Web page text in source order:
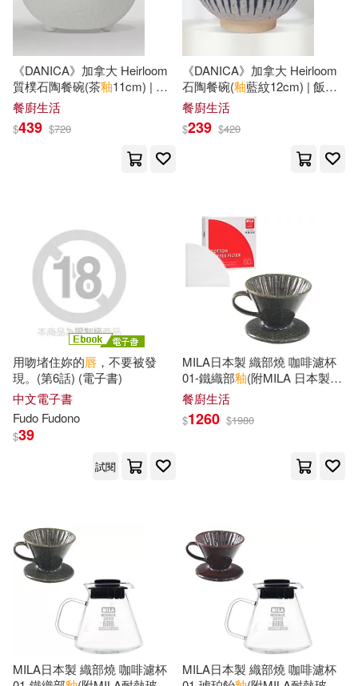
蘇瑪麗(1)
蘭郡(1) 血腥瑪莉(1)
行政院客家委員會(1)
趙序茅等(1) 趙麗宏(1)
路賢德(1)
郭燦江(1)
鄭州市文物考古研究院 張松林 廖永
酒徒(1) 野田耕一(1)
金承源(1) 錦年(1)
間間田佳子（Yoshiko Mamada）
阿依古麗(1)
陳利琴，劉明（主編）(1)
《DANICA》加拿大 Heirloom
質樸石陶餐碗(茶釉11cm) | 飯
碗 湯碗
餐廚生活
$439 $720
《DANICA》加拿大 Heirloom
石陶餐碗(釉藍紋12cm) | 飯碗
湯碗
餐廚生活
$239 $420
用吻堵住妳的唇 ，不要被發
現。(第6話) (電子書)
中文電子書
Fudo Fudono
$39
試閱
MILA日本製 織部燒 咖啡濾杯
01-鐵織部釉(附MILA 日本製棉
質漂白濾紙錐形01-60枚入)
餐廚生活
$1260 $1980
MILA日本製 織部燒 咖啡濾杯
MILA日本製 織部燒 咖啡濾杯